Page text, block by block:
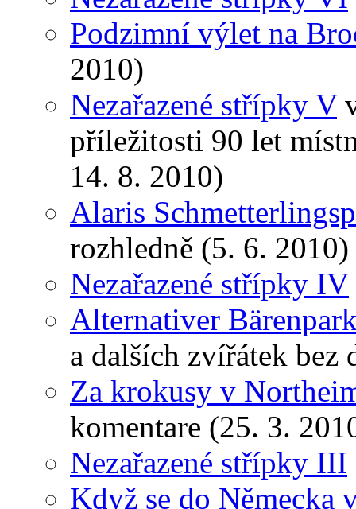
Podzimní výlet na
2010)
Nezařazené střípky V
příležitosti 90 let
14. 8. 2010)
Alaris
rozhledně (5. 6. 2010)
Nezařazené střípky IV
Alternativer
a dalších zvířátek bez
Za krokusy v
komentare (25. 3.
Nezařazené střípky III
Když se do Německa